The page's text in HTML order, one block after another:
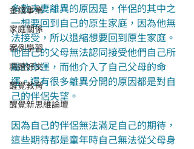
金錢事業
家庭關係
案例學習
精選好文
醒覺教育
醒覺新思維論壇
多數夫妻離異的原因是，伴侶的其中之
一想要回到自己的原生家庭，因為他無
法接受，所以退縮想要回到原生家庭。
他自己的父母無法認同接受他們自己所
屬的命運，而他介入了自己父母的命
運。還有很多離異分開的原因都是對自
己的伴侶失望。
因為自己的伴侶無法滿足自己的期待，
這些期待都是童年時自己無法從父母身